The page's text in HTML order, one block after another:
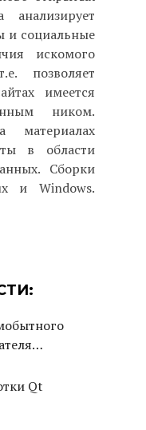
анализирует
и социальные
искомого
позволяет
имеется
ником.
материалах
в области
Сборки
и Windows.
Qt